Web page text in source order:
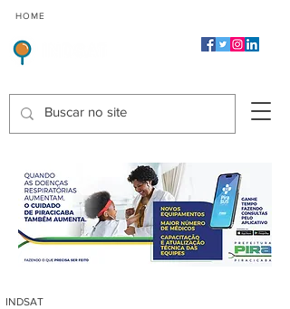
HOME
INDSAT